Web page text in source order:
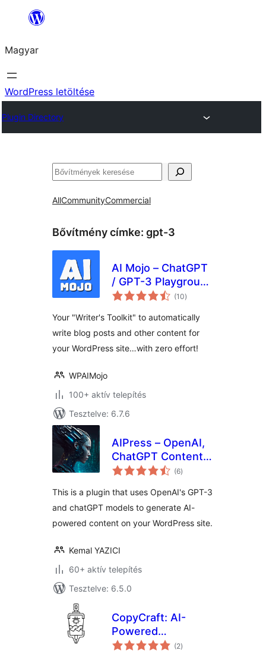
Ugrás
tartalomhoz
Magyar
WordPress letöltése
Plugin Directory
Keresés
AllCommunityCommercial
Bővítmény címke: gpt-3
AI Mojo – ChatGPT
/ GPT-3 Playground
for WordPress
(10értékelés
összesen
)
Your "Writer's Toolkit" to automatically
write blog posts and other content for
your WordPress site…with zero effort!
WPAIMojo
100+ aktív telepítés
Tesztelve: 6.7.6
AIPress – OpenAI,
ChatGPT Content
Creator, Image
(6értékelés
összesen
)
This is a plugin that uses OpenAI's GPT-3
and chatGPT models to generate AI-
powered content on your WordPress site.
Kemal YAZICI
60+ aktív telepítés
Tesztelve: 6.5.0
CopyCraft: AI-
Powered
WooCommerce
(2értékelés
összesen
)